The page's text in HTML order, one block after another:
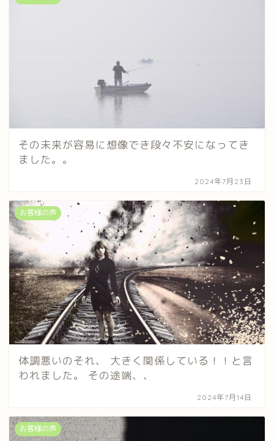
その未来が容易に想像でき段々不安になってき
ました。。
2024年7月23日
お客様の声
体調悪いのそれ、 大きく関係している！！と言
われました。 その途端、、
2024年7月14日
お客様の声